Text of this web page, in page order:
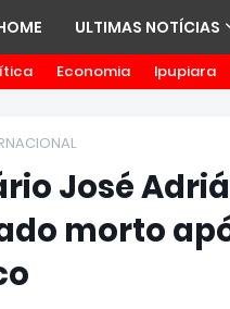
ULTIMAS NOTÍCIAS
Economia Ipupiara
José
morto